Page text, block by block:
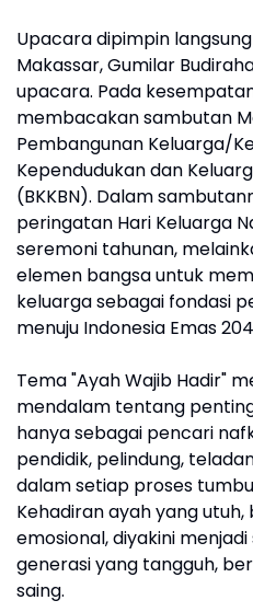
Upacara dipimpin
Makassar, Gumilar
upacara. Pada
membacakan sambutan
Pembangunan Keluarga/
Kependudukan dan
(BKKBN). Dalam
peringatan Hari Keluarga
seremoni tahunan,
elemen bangsa untuk
keluarga sebagai fondasi
menuju Indonesia Emas
Tema "Ayah Wajib Hadir"
mendalam tentang
hanya sebagai pencari
pendidik, pelindung,
dalam setiap proses
Kehadiran ayah yang
emosional, diyakini
generasi yang tangguh,
saing.